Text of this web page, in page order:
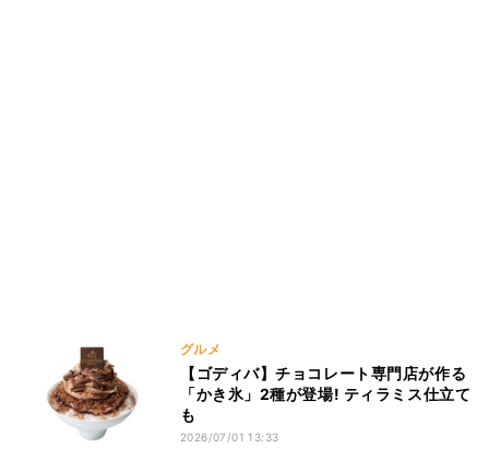
グルメ
【ゴディバ】チョコレート専門店が作る
「かき氷」2種が登場! ティラミス仕立て
も
2026/07/01 13:33